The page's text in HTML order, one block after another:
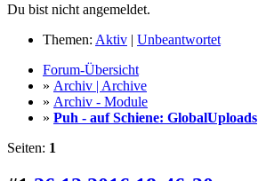
Du bist nicht angemeldet.
Themen: Aktiv | Unbeantwortet
Forum-Übersicht
» Archiv | Archive
» Archiv - Module
» Puh - auf Schiene: GlobalUploads
Seiten: 1